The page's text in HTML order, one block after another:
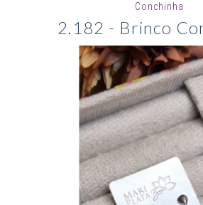
Conchinha
2.182 - Brinco